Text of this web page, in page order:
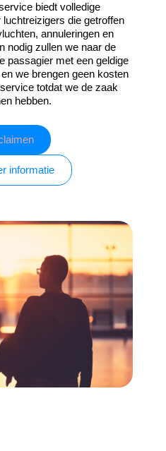
biedt volledige
die getroffen
annuleringen en
nodig zullen we naar de
passagier met een geldige
we brengen geen kosten
totdat we de zaak
hebben.
informatie